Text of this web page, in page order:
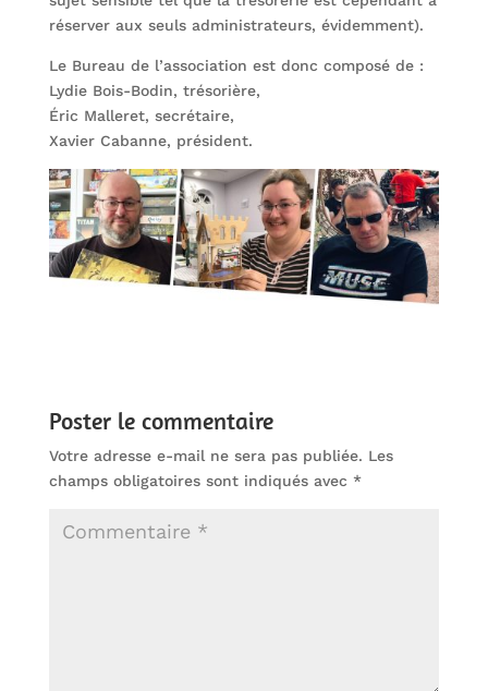
réserver aux seuls administrateurs, évidemment).
Le Bureau de l’association est donc composé de :
Lydie Bois-Bodin, trésorière,
Éric Malleret, secrétaire,
Xavier Cabanne, président.
Poster le commentaire
Votre adresse e-mail ne sera pas publiée. Les
champs obligatoires sont indiqués avec *